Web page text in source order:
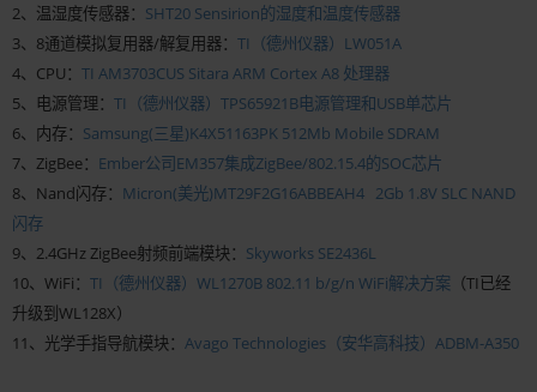
2、温湿度传感器： SHT20 Sensirion的湿度和温度传感器
3、8通道模拟复用器/解复用器： TI（德州仪器）LW051A
4、CPU： TI AM3703CUS Sitara ARM Cortex A8 处理器
5、电源管理： TI（德州仪器）TPS65921B电源管理和USB单芯片
6、内存： Samsung(三星)K4X51163PK 512Mb Mobile SDRAM
7、ZigBee： Ember公司EM357集成ZigBee/802.15.4的SOC芯片
8、Nand闪存： Micron(美光)MT29F2G16ABBEAH4 2Gb 1.8V SLC NAND
闪存
9、2.4GHz ZigBee射频前端模块： Skyworks SE2436L
10、WiFi： TI（德州仪器）WL1270B 802.11 b/g/n WiFi解决方案 （TI已经
升级到WL128X）
11、光学手指导航模块： Avago Technologies（安华高科技）ADBM-A350